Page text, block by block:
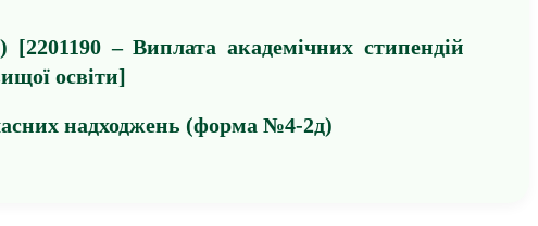
– Виплата академічних стипендій
освіти]
надходжень (форма №4-2д)